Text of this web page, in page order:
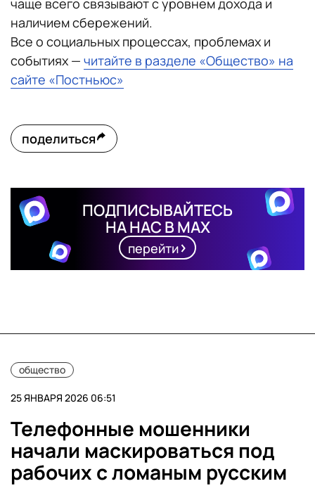
чаще всего связывают с уровнем дохода и
наличием сбережений.
Все о социальных процессах, проблемах и
событиях — читайте в разделе «Общество» на
сайте «Постньюс»
поделиться
ПОДПИСЫВАЙТЕСЬ
НА НАС В MAX
перейти
общество
25 ЯНВАРЯ 2026 06:51
Телефонные мошенники
начали маскироваться под
рабочих с ломаным русским